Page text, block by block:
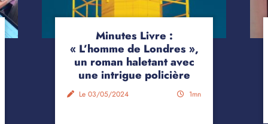
Minutes Livre :
« L’homme de Londres »,
un roman haletant avec
une intrigue policière
Le 03/05/2024 1mn